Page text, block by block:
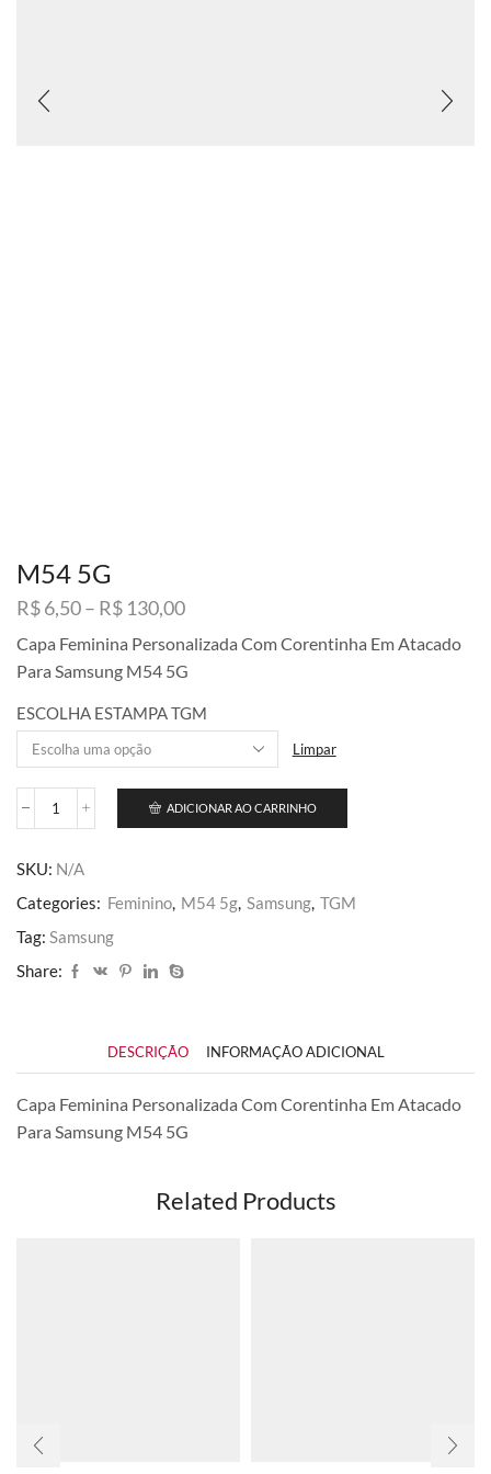
M54 5G
R$6,50– R$ 130,00Faixa
preço:
R$ 6,50
R$ 130,00
Capa Feminina Personalizada Com Corentinha Em Atacado
Para Samsung M54 5G
ESCOLHA ESTAMPA TGM
Limpar
M54
ADICIONAR AO CARRINHO
SKU: N/A
Categories: Feminino, M54 5g, Samsung, TGM
Tag: Samsung
Share:
DESCRIÇÃO INFORMAÇÃO ADICIONAL
Capa Feminina Personalizada Com Corentinha Em Atacado
Para Samsung M54 5G
Related Products